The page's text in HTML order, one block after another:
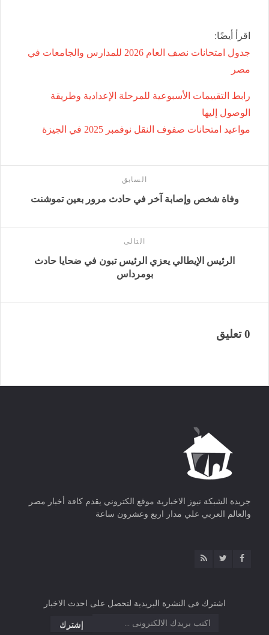
اقرأ أيضًا:
جدول امتحانات نصف العام 2026 للمدارس والجامعات في
مصر
رابط التقييمات الأسبوعية للمرحلة الإعدادية وطريقة
الوصول إليها
مواعيد امتحانات صفوف النقل نوفمبر 2025 في الجيزة
السابق
وفاة شخص وإصابة آخر في حادث مرور بعين تموشنت
التالى
الرئيس الإيطالي يعزي الرئيس تبون في ضحايا حادث
بومرداس
0 تعليق
جريدة الشبكة نيوز الاخبارية موقع الكتروني يقدم كافة أخبار مصر
والعالم العربي علي مدار اربع وعشرون ساعة
اشترك فى النشرة البريدية لتحصل على احدث الاخبار